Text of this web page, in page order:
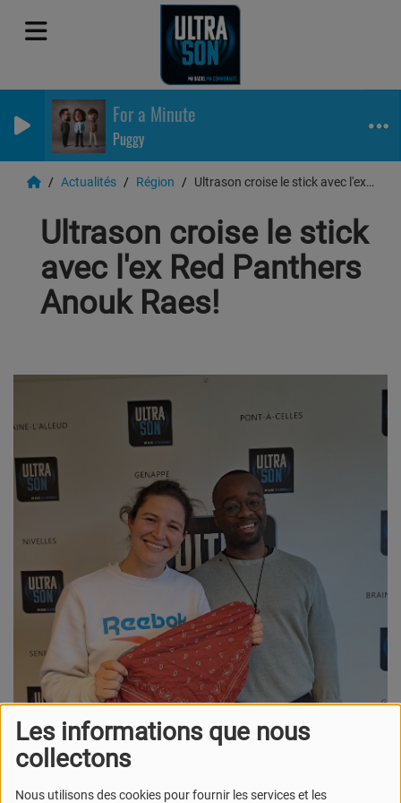
Les informations que nous
collectons
Nous utilisons des cookies pour fournir les services et les
For a Minute
Puggy
Actualités Région Ultrason croise le stick avec l'ex Red Panthers Anouk Raes!
Ultrason croise le stick
avec l'ex Red Panthers
Anouk Raes!